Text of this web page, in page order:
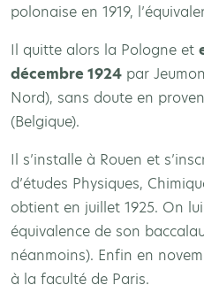
polonaise en 1919,
Il quitte alors la Pologne et
décembre 1924 par
Nord), sans doute en
(Belgique).
Il s’installe à Rouen et
d’études Physiques,
obtient en juillet 1925. On
équivalence de son
néanmoins). Enfin en
à la faculté de Paris.